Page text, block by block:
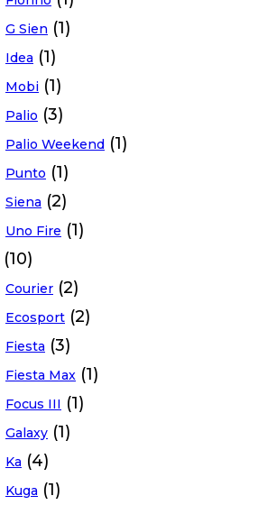
G Sien (1)
Idea (1)
Mobi (1)
Palio (3)
Palio Weekend (1)
Punto (1)
Siena (2)
Uno Fire (1)
(10)
Courier (2)
Ecosport (2)
Fiesta (3)
Fiesta Max (1)
Focus III (1)
Galaxy (1)
Ka (4)
Kuga (1)